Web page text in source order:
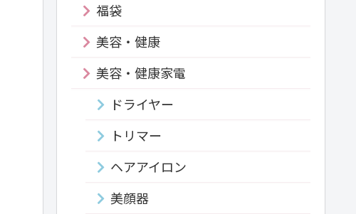
福袋
美容・健康
美容・健康家電
ドライヤー
トリマー
ヘアアイロン
美顔器